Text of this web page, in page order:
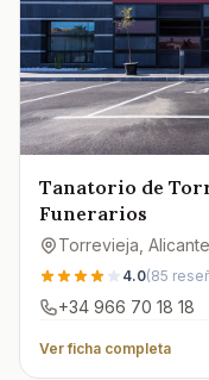
Tanatorio de
Funerarios
Torrevieja , Alicante
4.0(85
+34 966 70 18 18
Ver ficha completa